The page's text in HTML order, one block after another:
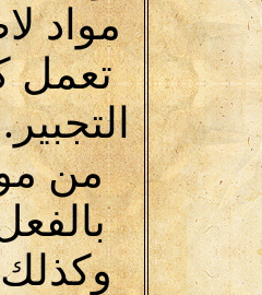
مواد
تعمل
من
وكذلك